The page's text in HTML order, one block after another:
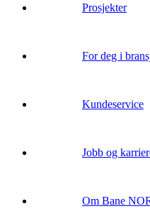
Prosjekter
For deg i
Kundeservice
Jobb og
Om Bane